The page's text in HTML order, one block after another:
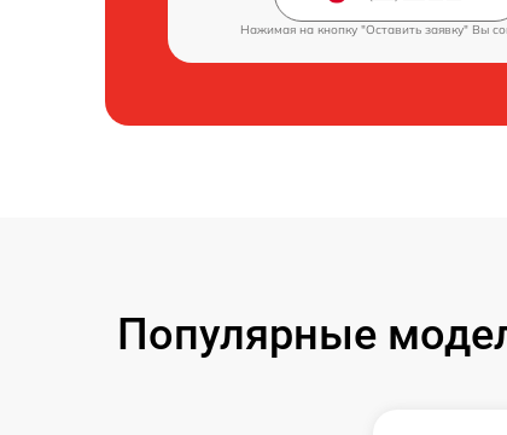
Нажимая на кнопку "Оставить заявку" Вы
Популярные